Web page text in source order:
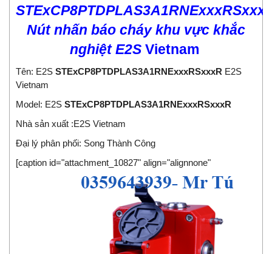
Nút nhấn báo cháy khu vực khắc
nghiệt E2S Vietnam
Tên: E2S STExCP8PTDPLAS3A1RNExxxRSxxxR E2S
Vietnam
Model: E2S STExCP8PTDPLAS3A1RNExxxRSxxxR
Nhà sản xuất :E2S Vietnam
Đại lý phân phối: Song Thành Công
[caption id="attachment_10827" align="alignnone"